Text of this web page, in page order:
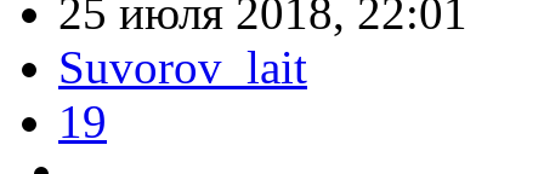
25 июля 2018, 22:01
Suvorov_lait
19